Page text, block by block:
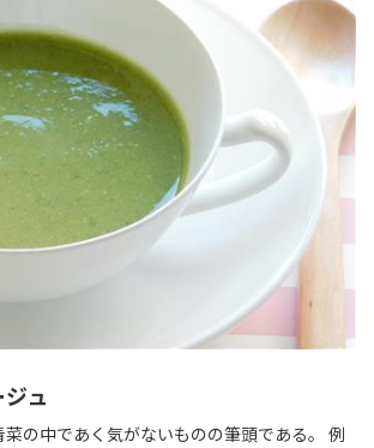
ュ
の中であく気がないものの筆頭である。 例